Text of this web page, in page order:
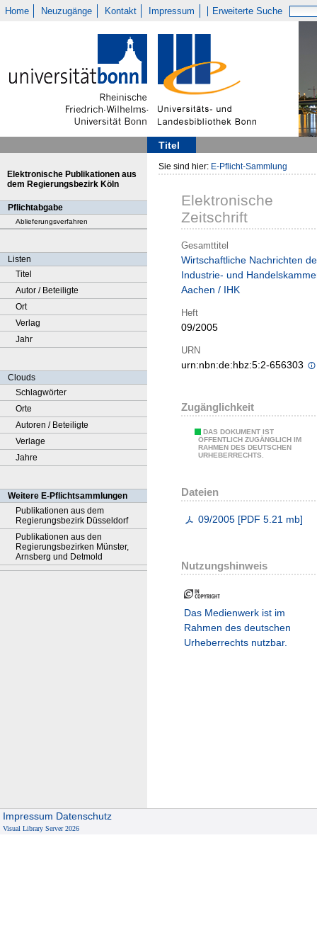
Home Neuzugänge Kontakt Impressum Erweiterte Suche
Titel
Elektronische Publikationen aus
dem Regierungsbezirk Köln
Pflichtabgabe
Ablieferungsverfahren
Listen
Titel
Autor / Beteiligte
Ort
Verlag
Jahr
Clouds
Schlagwörter
Orte
Autoren / Beteiligte
Verlage
Jahre
Weitere E-Pflichtsammlungen
Publikationen aus dem
Regierungsbezirk Düsseldorf
Publikationen aus den
Regierungsbezirken Münster,
Arnsberg und Detmold
Sie sind hier: E-Pflicht-Sammlung
Elektronische
Zeitschrift
Gesamttitel
Wirtschaftliche Nachrichten
Industrie- und
Aachen / IHK
Heft
09/2005
URN
urn:nbn:de:hbz:5:2-656303
Zugänglichkeit
DAS DOKUMENT IST
ÖFFENTLICH ZUGÄNGLICH IM
RAHMEN DES DEUTSCHEN
URHEBERRECHTS.
Dateien
09/2005 [PDF 5.21 mb]
Nutzungshinweis
Das Medienwerk ist im
Rahmen des deutschen
Urheberrechts nutzbar.
Impressum Datenschutz
Visual Library Server 2026